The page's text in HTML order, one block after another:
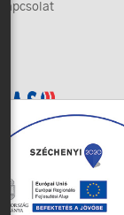
Kapcsolat